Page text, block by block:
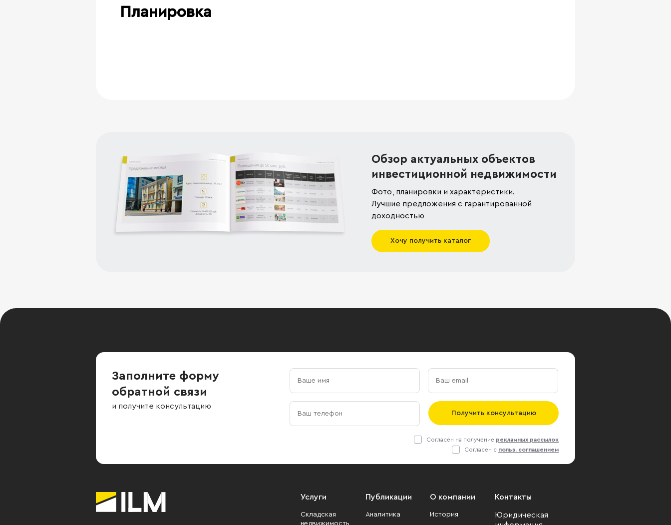
Планировка
Обзор актуальных объектов
инвестиционной недвижимости
Фото, планировки и характеристики.
Лучшие предложения с гарантированной
доходностью
Хочу получить каталог
Заполните форму
обратной связи
и получите консультацию
Получить консультацию
Согласен на получение рекламных рассылок
Согласен с польз. соглашением
Услуги
Складская
Публикации
Аналитика
О компании
История
Контакты
Юридическая